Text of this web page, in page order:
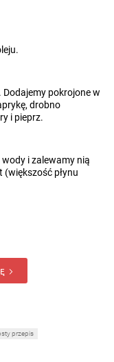
pokrojone w
drobno
i pieprz.
i zalewamy nią
(większość płynu
przepis